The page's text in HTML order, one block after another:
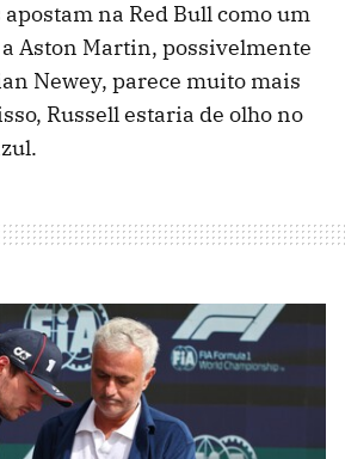
na Red Bull como um
Aston Martin, possivelmente
Newey, parece muito mais
Russell estaria de olho no